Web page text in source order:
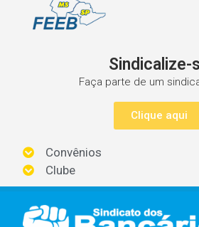
Sindicalize-
Faça parte de um
Clique aqui
Convênios
Clube